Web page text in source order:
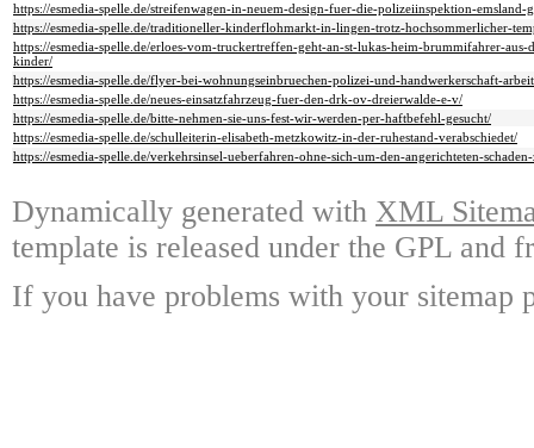
https://esmedia-spelle.de/streifenwagen-in-neuem-design-fuer-die-polizeiinspektion-emsland-
https://esmedia-spelle.de/traditioneller-kinderflohmarkt-in-lingen-trotz-hochsommerlicher-
https://esmedia-spelle.de/erloes-vom-truckertreffen-geht-an-st-lukas-heim-brummifahrer-
kinder/
https://esmedia-spelle.de/flyer-bei-wohnungseinbruechen-polizei-und-handwerkerschaft-
https://esmedia-spelle.de/neues-einsatzfahrzeug-fuer-den-drk-ov-dreierwalde-e-v/
https://esmedia-spelle.de/bitte-nehmen-sie-uns-fest-wir-werden-per-haftbefehl-gesucht/
https://esmedia-spelle.de/schulleiterin-elisabeth-metzkowitz-in-der-ruhestand-verabschiedet/
https://esmedia-spelle.de/verkehrsinsel-ueberfahren-ohne-sich-um-den-angerichteten-
Dynamically generated with XML
template is released under the GPL and
If you have problems with your sitemap